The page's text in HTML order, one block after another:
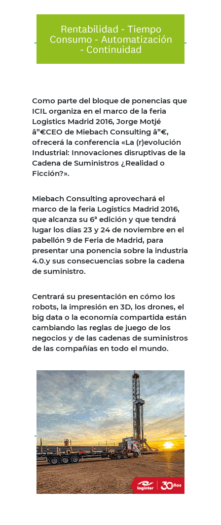
Como parte del bloque de ponencias que
ICIL organiza en el marco de la feria
Logistics Madrid 2016, Jorge Motjé
â”€CEO de Miebach Consulting â”€,
ofrecerá la conferencia «La (r)evolución
Industrial: Innovaciones disruptivas de la
Cadena de Suministros ¿Realidad o
Ficción?».
Miebach Consulting aprovechará el
marco de la feria Logistics Madrid 2016,
que alcanza su 6ª edición y que tendrá
lugar los días 23 y 24 de noviembre en el
pabellón 9 de Feria de Madrid, para
presentar una ponencia sobre la industria
4.0.y sus consecuencias sobre la cadena
de suministro.
Centrará su presentación en cómo los
robots, la impresión en 3D, los drones, el
big data o la economía compartida están
cambiando las reglas de juego de los
negocios y de las cadenas de suministros
de las compañías en todo el mundo.